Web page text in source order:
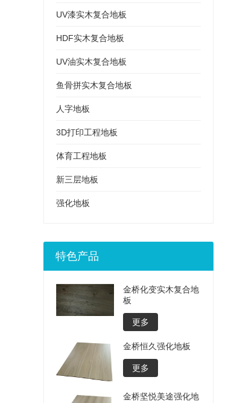
UV漆实木复合地板
HDF实木复合地板
UV油实木复合地板
鱼骨拼实木复合地板
人字地板
3D打印工程地板
体育工程地板
新三层地板
强化地板
特色产品
金桥化变实木复合地
板
更多
金桥恒久强化地板
更多
金桥坚悦美途强化地